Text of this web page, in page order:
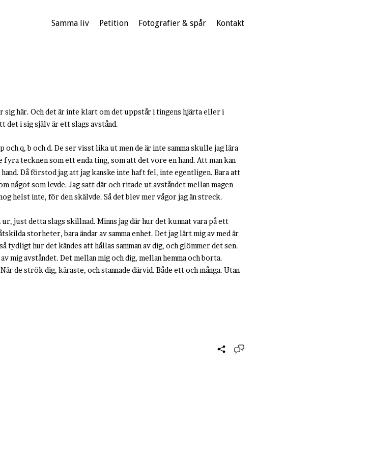
Samma liv Petition Fotografier & spår Kontakt
sig här. Och det är inte klart om det uppstår i tingens hjärta eller i
det i sig själv är ett slags avstånd.
q, b och d. De ser visst lika ut men de är inte samma skulle jag lära
tecknen som ett enda ting, som att det vore en hand. Att man kan
Då förstod jag att jag kanske inte haft fel, inte egentligen. Bara att
något som levde. Jag satt där och ritade ut avståndet mellan magen
helst inte, för den skälvde. Så det blev mer vågor jag än streck.
just detta slags skillnad. Minns jag där hur det kunnat vara på ett
storheter, bara ändar av samma enhet. Det jag lärt mig av med är
tydligt hur det kändes att hållas samman av dig, och glömmer det sen.
mig avståndet. Det mellan mig och dig, mellan hemma och borta.
de strök dig, käraste, och stannade därvid. Både ett och många. Utan